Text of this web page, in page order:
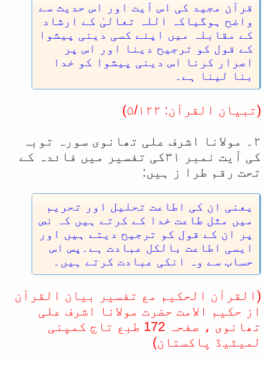
قرآن مجید کی اس آیت اور اس حدیث سے
واضح ہوگیاکہ اللہ تعالیٰ کے ارشاد
کے مقابلہ میں اپنے کسی دینی پیشوا
کے قول کو ترجیح دینا اور اس پر
اصرار کرنا اس دینی پیشوا کو خدا
بنا لینا ہے۔
(تبیان القرآن: ۵/۱۲۲)
۲۔ مولانا اشرف علی تھانوی سورہ توبہ
کی آیت نمبر ۳۱کی تفسیر میں فائدہ کے
تحت رقم طرا ز ہیں:
یعنی ان کی اطاعت تحلیل اور تحریم
میں مثل طاعت خدا کے کرتے ہیں کہ نص
پر ان کے قول کو ترجیح دیتے ہیں اور
ایسی اطاعت بالکل عبادت ہے۔پس اس
حساب سے وہ انکی عبادت کرتے ہیں۔
(القرآن الحکیم مع تفسیر بیان القرآن
از حکیم الامت حضرت مولانا اشرف علی
تھانوی ، صفحہ 172 طبع تاج کمپنی
لمیٹیڈ پاکستان)